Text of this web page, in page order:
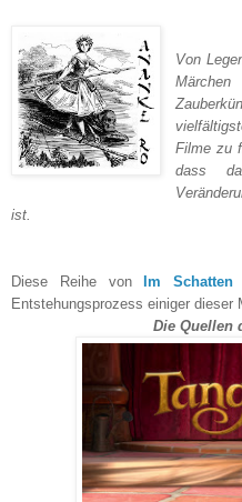
Von
Filme zu
dass
ist.
Diese Reihe von Im
Entstehungsprozess einiger dieser
Die Quellen